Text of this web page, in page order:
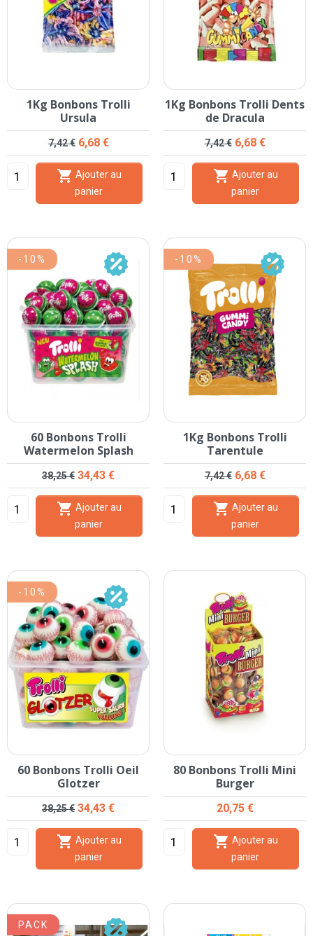
1Kg Bonbons Trolli
Ursula
Prix de base
7,42 € Prix
6,68 €

panier
1Kg Bonbons Trolli Dents
de Dracula
Prix de base
7,42 € Prix
6,68 €

panier
60 Bonbons Trolli
Watermelon Splash
Prix de base
38,25 € Prix
34,43 €

panier
-10%
1Kg Bonbons Trolli
Tarentule
Prix de base
7,42 € Prix
6,68 €

panier
-10%
60 Bonbons Trolli Oeil
Glotzer
Prix de base
38,25 € Prix
34,43 €

panier
-10%
80 Bonbons Trolli Mini
Burger
Prix
20,75 €

panier
PACK